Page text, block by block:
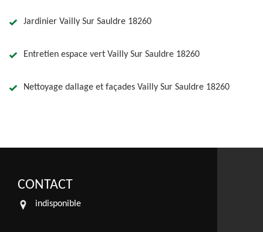
Jardinier Vailly Sur Sauldre 18260
Entretien espace vert Vailly Sur Sauldre 18260
Nettoyage dallage et façades Vailly Sur Sauldre 18260
CONTACT
indisponible